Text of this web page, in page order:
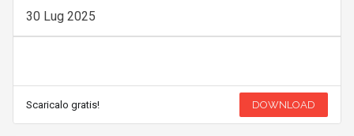
30 Lug 2025
Scaricalo gratis! DOWNLOAD